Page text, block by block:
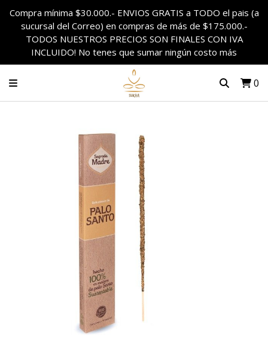
Compra mínima $30.000.- ENVIOS GRATIS a TODO el pais (a
sucursal del Correo) en compras de más de $175.000.-
TODOS NUESTROS PRECIOS SON FINALES CON IVA
INCLUIDO! No tenes que sumar ningún costo más
0